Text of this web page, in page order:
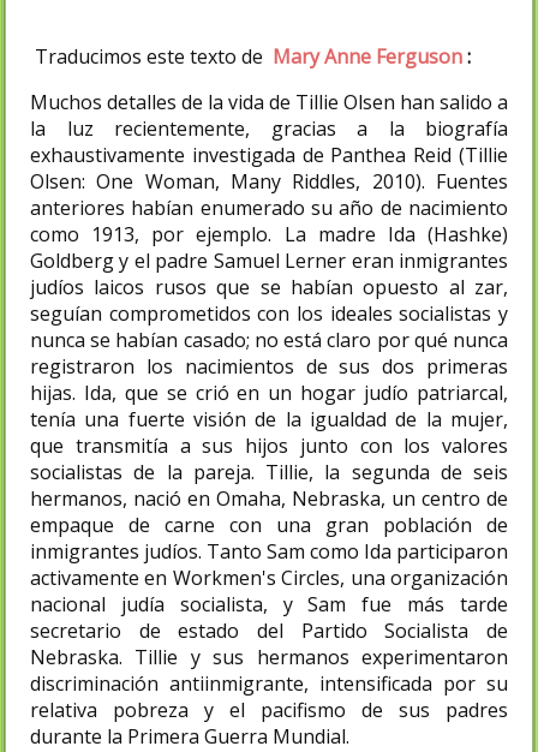
Traducimos este texto de Mary Anne Ferguson:
Muchos detalles de la vida de Tillie Olsen han salido a
la luz recientemente, gracias a la biografía
exhaustivamente investigada de Panthea Reid (Tillie
Olsen: One Woman, Many Riddles, 2010). Fuentes
anteriores habían enumerado su año de nacimiento
como 1913, por ejemplo. La madre Ida (Hashke)
Goldberg y el padre Samuel Lerner eran inmigrantes
judíos laicos rusos que se habían opuesto al zar,
seguían comprometidos con los ideales socialistas y
nunca se habían casado; no está claro por qué nunca
registraron los nacimientos de sus dos primeras
hijas. Ida, que se crió en un hogar judío patriarcal,
tenía una fuerte visión de la igualdad de la mujer,
que transmitía a sus hijos junto con los valores
socialistas de la pareja. Tillie, la segunda de seis
hermanos, nació en Omaha, Nebraska, un centro de
empaque de carne con una gran población de
inmigrantes judíos. Tanto Sam como Ida participaron
activamente en Workmen's Circles, una organización
nacional judía socialista, y Sam fue más tarde
secretario de estado del Partido Socialista de
Nebraska. Tillie y sus hermanos experimentaron
discriminación antiinmigrante, intensificada por su
relativa pobreza y el pacifismo de sus padres
durante la Primera Guerra Mundial.